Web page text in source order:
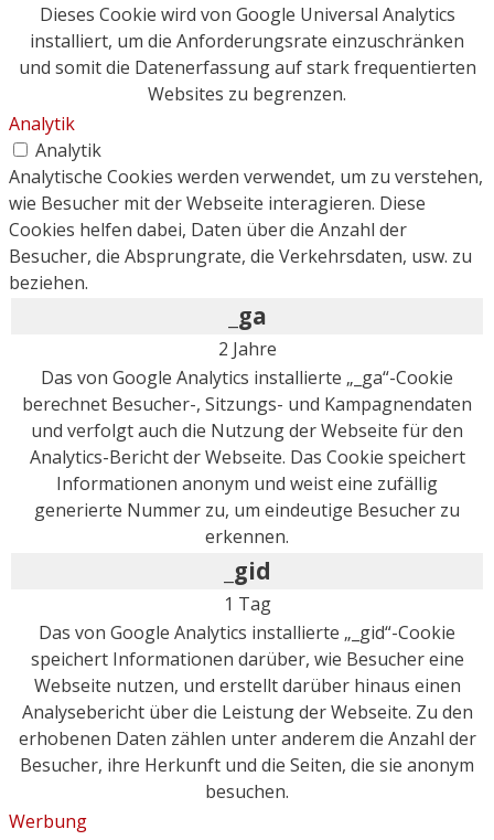
Dieses Cookie wird von Google Universal Analytics
installiert, um die Anforderungsrate einzuschränken
und somit die Datenerfassung auf stark frequentierten
Websites zu begrenzen.
Analytik
Analytik
Analytische Cookies werden verwendet, um zu verstehen,
wie Besucher mit der Webseite interagieren. Diese
Cookies helfen dabei, Daten über die Anzahl der
Besucher, die Absprungrate, die Verkehrsdaten, usw. zu
beziehen.
_ga
2 Jahre
Das von Google Analytics installierte „_ga“-Cookie
berechnet Besucher-, Sitzungs- und Kampagnendaten
und verfolgt auch die Nutzung der Webseite für den
Analytics-Bericht der Webseite. Das Cookie speichert
Informationen anonym und weist eine zufällig
generierte Nummer zu, um eindeutige Besucher zu
erkennen.
_gid
1 Tag
Das von Google Analytics installierte „_gid“-Cookie
speichert Informationen darüber, wie Besucher eine
Webseite nutzen, und erstellt darüber hinaus einen
Analysebericht über die Leistung der Webseite. Zu den
erhobenen Daten zählen unter anderem die Anzahl der
Besucher, ihre Herkunft und die Seiten, die sie anonym
besuchen.
Werbung